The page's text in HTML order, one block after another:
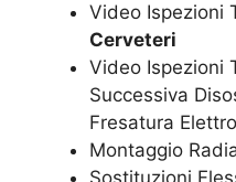
Video Ispezioni
Cerveteri
Video Ispezioni
Successiva
Fresatura
Montaggio